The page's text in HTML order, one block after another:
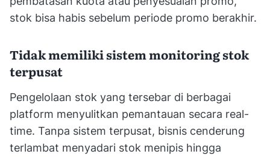
stok bisa habis sebelum periode promo berakhir.
Tidak memiliki sistem monitoring stok
terpusat
Pengelolaan stok yang tersebar di berbagai
platform menyulitkan pemantauan secara real-
time. Tanpa sistem terpusat, bisnis cenderung
terlambat menyadari stok menipis hingga